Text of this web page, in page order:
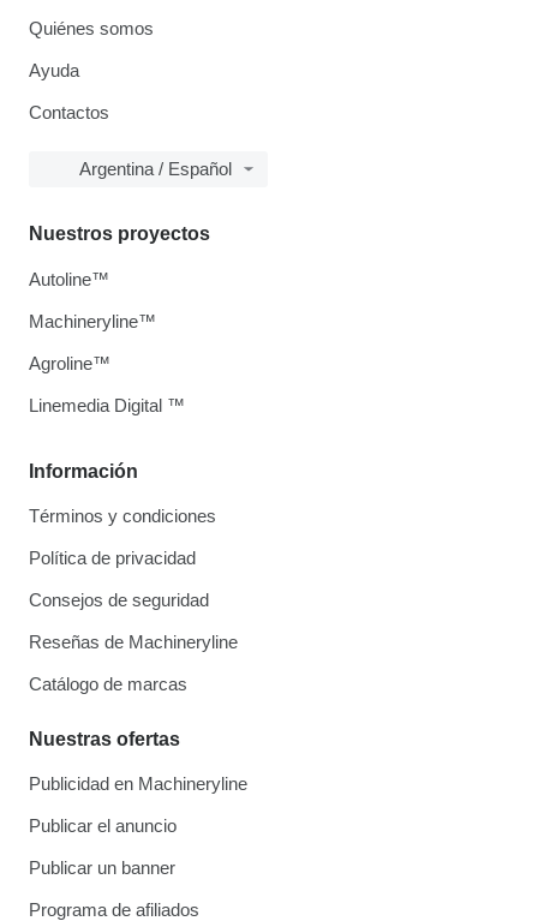
Quiénes somos
Ayuda
Contactos
Argentina / Español
Información
Términos y condiciones
Política de privacidad
Consejos de seguridad
Reseñas de Machineryline
Catálogo de marcas
Nuestras ofertas
Publicidad en Machineryline
Publicar el anuncio
Publicar un banner
Programa de afiliados
Nuestros proyectos
Autoline™
Machineryline™
Agroline™
Linemedia Digital ™